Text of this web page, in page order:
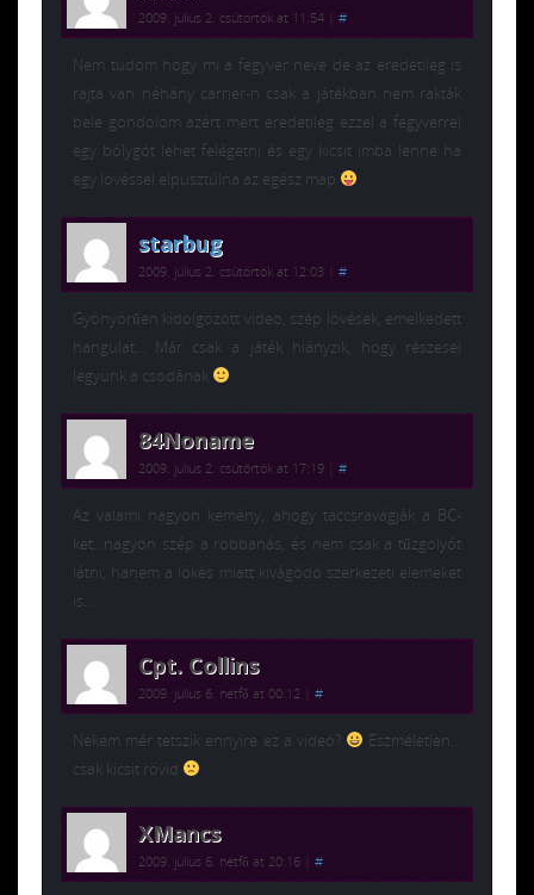
2009. július 2. csütörtök at 11:54 #
Nem tudom hogy mi a fegyver neve de az eredetileg is
rajta van néhány carrier-n csak a játékban nem rakták
bele gondolom azért mert eredetileg ezzel a fegyverrel
egy bólygót lehet felégetni és egy kicsit imba lenne ha
egy lövéssel elpusztúlna az egész map
starbug
2009. július 2. csütörtök at 12:03 #
Gyönyörűen kidolgozott video, szép lövések, emelkedett
hangulat… Már csak a játék hiányzik, hogy részesei
legyünk a csodának
84Noname
2009. július 2. csütörtök at 17:19 #
Az valami nagyon kemény, ahogy taccsravágják a BC-
ket…nagyon szép a robbanás, és nem csak a tűzgolyót
látni, hanem a lökés miatt kivágódó szerkezeti elemeket
is…
Cpt. Collins
2009. július 6. hétfő at 00:12 #
Nekem mér tetszik ennyire ez a videó?
Eszméletlen…
csak kicsit rövid
XMancs
2009. július 6. hétfő at 20:16 #